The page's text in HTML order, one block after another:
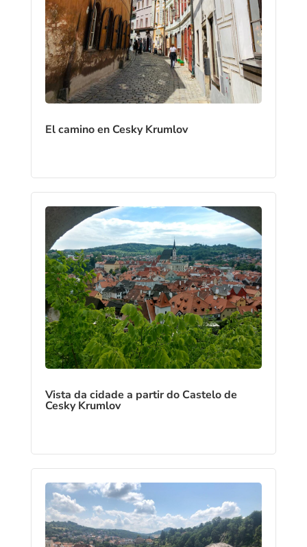
El camino en Cesky Krumlov
Vista da cidade a partir do Castelo de
Cesky Krumlov